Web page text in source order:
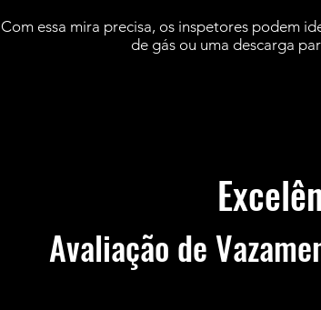
Com essa mira precisa, os inspetores podem
de gás ou uma descarga
Avaliação de